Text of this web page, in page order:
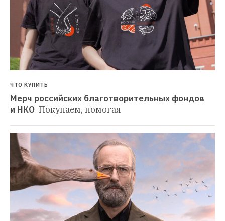
ЧТО КУПИТЬ
Мерч российских благотворительных фондов
и НКО Покупаем, помогая